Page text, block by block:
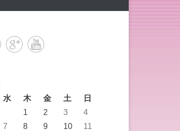
水 木 金 土
日
1
2 3
4
7 8 9 10
11